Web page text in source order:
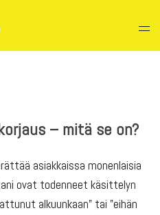
– mitä se on?
asiakkaissa monenlaisia
ovat todenneet käsittelyn
alkuunkaan" tai "eihän